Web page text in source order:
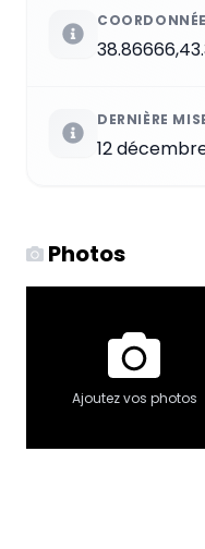
DERNIÈRE
12
Photos
Ajoutez vos photos